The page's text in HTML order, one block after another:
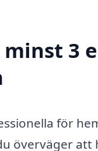
3
för
överväger att